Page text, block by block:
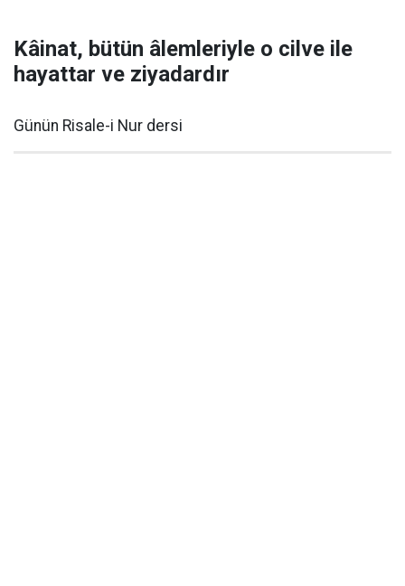
Kâinat, bütün âlemleriyle o cilve ile
hayattar ve ziyadardır
Günün Risale-i Nur dersi